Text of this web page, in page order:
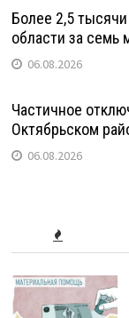
Более 2,5
области за семь
06.08.2026
Частичное
Октябрьском
06.08.2026